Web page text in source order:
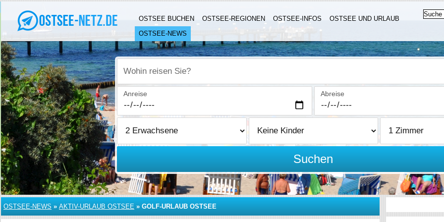
OSTSEE BUCHEN OSTSEE-REGIONEN OSTSEE-INFOS
OSTSEE UND URLAUB
OSTSEE-NEWS
Wohin reisen Sie?
Anreise Abreise
Suchen
OSTSEE-NEWS » AKTIV-URLAUB OSTSEE » GOLF-URLAUB OSTSEE